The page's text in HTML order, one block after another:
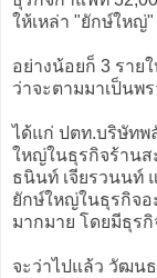
ให้เหล่า "ยักษ์ใหญ่
อย่างน้อยก็ 3 ราย
ว่าจะตามมาเป็นพ
ได้แก่ ปตท.บริษัทพ
ใหญ่ในธุรกิจร้านส
ธนินท์ เจียรวนนท์
ยักษ์ใหญ่ในธุรกิจอ
มากมาย โดยมีธุรกิ
จะว่าไปแล้ว วัฒน